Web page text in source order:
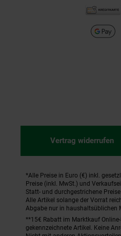
Vertrag widerrufen
Fußnoten
*Alle Preise in Euro (€) inkl.
Preise (inkl. MwSt.) und
Statt- und durchgestrichene
Alle Artikel solange der Vorrat
Abgabe nur in haushaltsüblichen
**15€ Rabatt im Marktkauf
gekennzeichnete Artikel. Keine